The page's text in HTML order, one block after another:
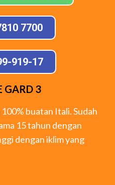
7700
919-17
GARD 3
buatan Itali. Sudah
15 tahun dengan
dengan iklim yang